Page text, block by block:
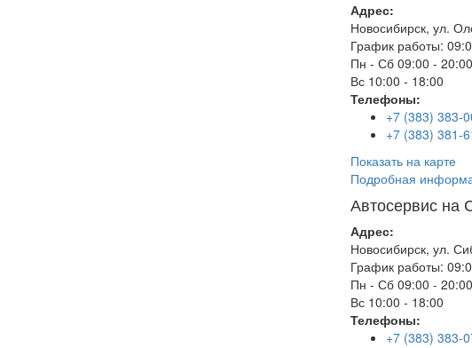
Адрес:
Новосибирск, ул.
График работы:
Пн - Сб 09:00 - 20:00
Вс 10:00 - 18:00
Телефоны:
+7 (383) 383-
+7 (383) 381-
Показать на карте
Подробная
Автосервис на
Адрес:
Новосибирск, ул.
График работы:
Пн - Сб 09:00 - 20:00
Вс 10:00 - 18:00
Телефоны:
+7 (383) 383-